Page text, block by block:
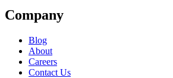
Company
Blog
About
Careers
Contact Us